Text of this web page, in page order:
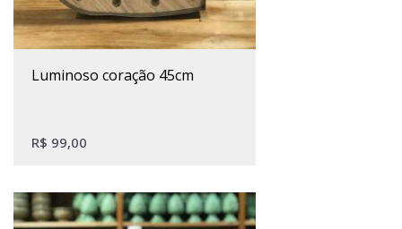
luminoso coração 45cm
R$ 99,00